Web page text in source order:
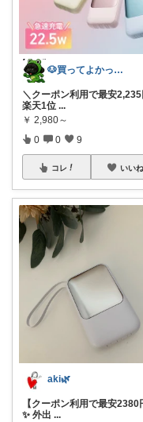
🐶買ってよかった日和 by メロ🐸
＼クーポン利用で最安2,235
楽天1位 ...
￥ 2,980～
0 0 9
コレ いいね
aki🌿
【クーポン利用で最安2380
✨ 外出 ...